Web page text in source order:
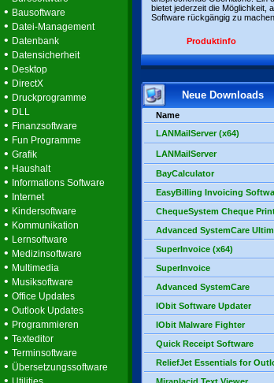
• Bausoftware
• Datei-Management
• Datenbank
• Datensicherheit
• Desktop
• DirectX
• Druckprogramme
• DLL
• Finanzsoftware
• Fun Programme
• Grafik
• Haushalt
• Informations Software
• Internet
• Kindersoftware
• Kommunikation
• Lernsoftware
• Medizinsoftware
• Multimedia
• Musiksoftware
• Office Updates
• Outlook Updates
• Programmieren
• Texteditor
• Terminsoftware
• Übersetzungssoftware
•
bietet jederzeit die Möglichkeit,
Software rückgängig zu machen.
Produktinfo
Neue Downloads
Name
LANMailServer (x64)
LANMailServer
BayCalculator
EasyBilling Invoicing
ChequeSystem Cheque
Advanced SystemCare
SuperInvoice (x64)
SuperInvoice
Advanced SystemCare
IObit Software Updater
IObit Malware Fighter
Quick Receipt Software
ReliefJet Essentials for